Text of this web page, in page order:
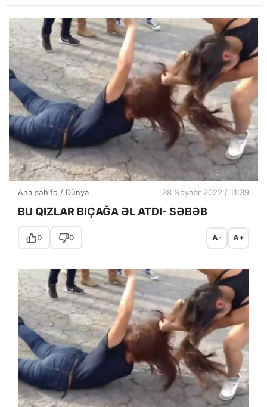
Ana səhifə / Dünya 28 Noyabr 2022 / 11:39
BU QIZLAR BIÇAĞA ƏL ATDI- SƏBƏB
0 0 A- A+